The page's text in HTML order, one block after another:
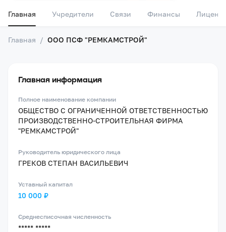
Главная Учредители Связи Финансы
Главная / ООО ПСФ "РЕМКАМСТРОЙ"
Главная информация
Полное наименование компании
ОБЩЕСТВО С ОГРАНИЧЕННОЙ ОТВЕТСТВЕННОСТЬЮ
ПРОИЗВОДСТВЕННО-СТРОИТЕЛЬНАЯ ФИРМА
"РЕМКАМСТРОЙ"
Руководитель юридического лица
ГРЕКОВ СТЕПАН ВАСИЛЬЕВИЧ
Уставный капитал
10 000 ₽
Среднесписочная численность
***** *****